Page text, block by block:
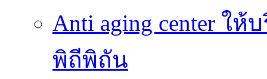
Anti aging center ใ
พิถีพิถัน